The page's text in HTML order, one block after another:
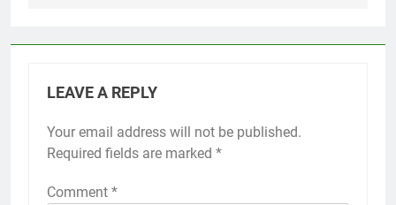
LEAVE A REPLY
Your email address will not be published.
Required fields are marked *
Comment *